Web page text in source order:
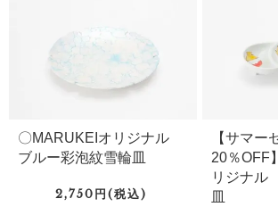
〇MARUKEIオリジナル
ブルー彩泡紋雪輪皿
2,750円(税込)
【サマー
20％OFF
リジナ
皿